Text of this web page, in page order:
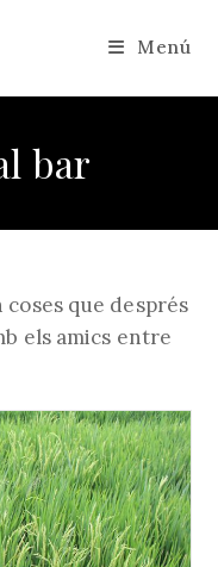
Menú
bar
coses que després
els amics entre